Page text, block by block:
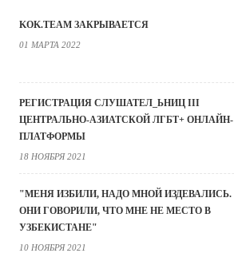
KOK.TEAM ЗАКРЫВАЕТСЯ
01 МАРТА 2022
РЕГИСТРАЦИЯ СЛУШАТЕЛ_ЬНИЦ III
ЦЕНТРАЛЬНО-АЗИАТСКОЙ ЛГБТ+ ОНЛАЙН-
ПЛАТФОРМЫ
18 НОЯБРЯ 2021
"МЕНЯ ИЗБИЛИ, НАДО МНОЙ ИЗДЕВАЛИСЬ.
ОНИ ГОВОРИЛИ, ЧТО МНЕ НЕ МЕСТО В
УЗБЕКИСТАНЕ"
10 НОЯБРЯ 2021